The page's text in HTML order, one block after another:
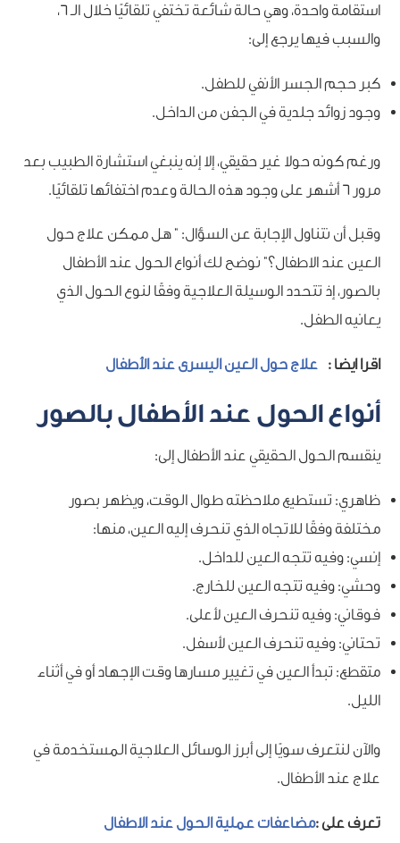
استقامة واحدة، وهي حالة شائعة تختفي تلقائيًا خلال الـ 6،
والسبب فيها يرجع إلى:
كبر حجم الجسر الأنفي للطفل.
وجود زوائد جلدية في الجفن من الداخل.
ورغم كونه حولا غير حقيقي، إلا إنه ينبغي استشارة الطبيب بعد
مرور 6 أشهر على وجود هذه الحالة وعدم اختفائها تلقائيًا.
وقبل أن نتناول الإجابة عن السؤال: ” هل ممكن علاج حول
العين عند الاطفال؟” نوضح لك أنواع الحول عند الأطفال
بالصور، إذ تتحدد الوسيلة العلاجية وفقًا لنوع الحول الذي
يعانيه الطفل.
اقرا ايضا :علاج حول العين اليسرى عند الأطفال
أنواع الحول عند الأطفال بالصور
ينقسم الحول الحقيقي عند الأطفال إلى:
ظاهري: تستطيع ملاحظته طوال الوقت، ويظهر بصور
مختلفة وفقًا للاتجاه الذي تنحرف إليه العين، منها:
إنسي: وفيه تتجه العين للداخل.
وحشي: وفيه تتجه العين للخارج.
فوقاني: وفيه تنحرف العين لأعلى.
تحتاني: وفيه تنحرف العين لأسفل.
متقطع: تبدأ العين في تغيير مسارها وقت الإجهاد أو في أثناء
الليل.
والآن لنتعرف سويًا إلى أبرز الوسائل العلاجية المستخدمة في
علاج عند الأطفال.
تعرف على :مضاعفات عملية الحول عند الاطفال